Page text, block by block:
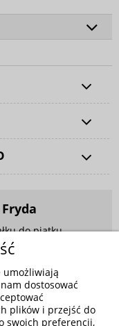
do piątku
umożliwiają
dostosować
plików i przejść do
swoich preferencji,